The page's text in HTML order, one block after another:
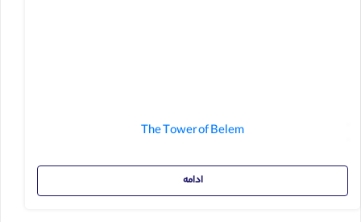
The Tower of Belem
ادامه